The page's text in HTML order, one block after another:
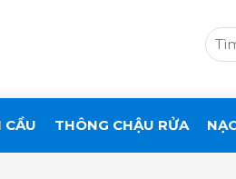
CẦU THÔNG CHẬU RỬA